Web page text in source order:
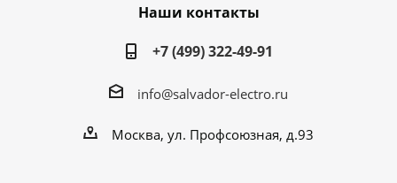
Наши контакты
+7 (499) 322-49-91
info@salvador-electro.ru
Москва, ул. Профсоюзная, д.93